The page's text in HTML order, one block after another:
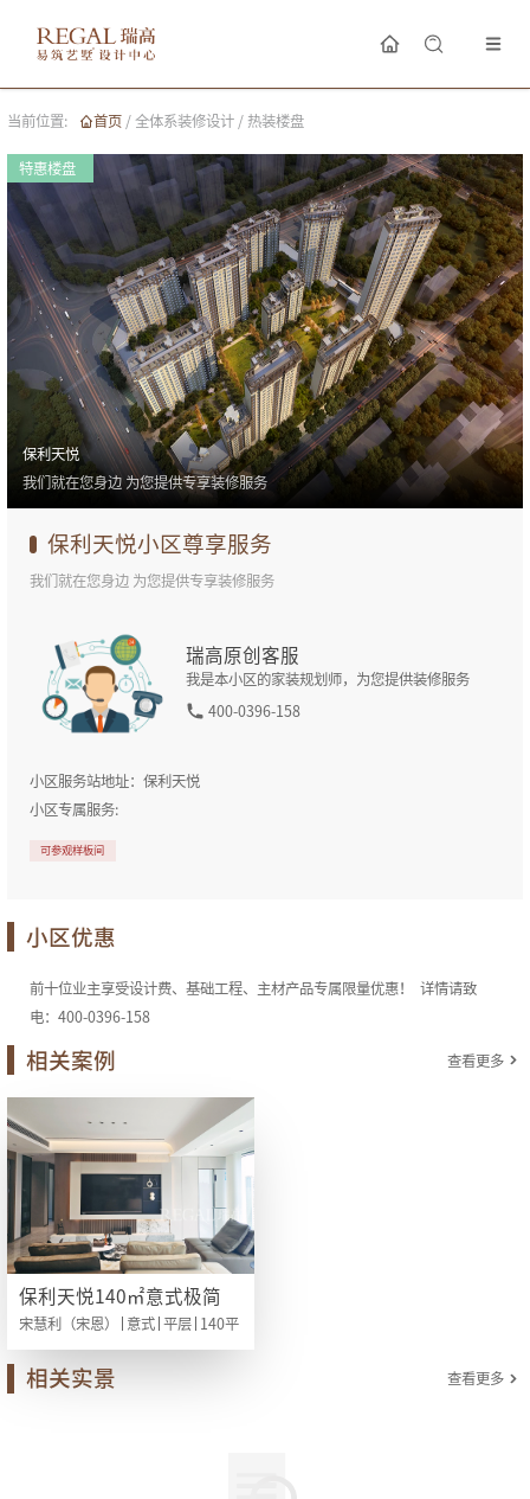
当前位置: 首页 / 全体系装修设计 / 热装楼盘
保利天悦
我们就在您身边 为您提供专享装修服务
特惠楼盘
保利天悦小区尊享服务
我们就在您身边 为您提供专享装修服务
瑞高原创客服
我是本小区的家装规划师，为您提供装修服务
400-0396-158
小区服务站地址： 保利天悦
小区专属服务:
可参观样板间
小区优惠
前十位业主享受设计费、基础工程、主材产品专属限量优惠！ 详情请致
电：400-0396-158
相关案例 查看更多
保利天悦140㎡意式极简
宋慧利（宋恩） 意式 平层 140平
相关实景 查看更多